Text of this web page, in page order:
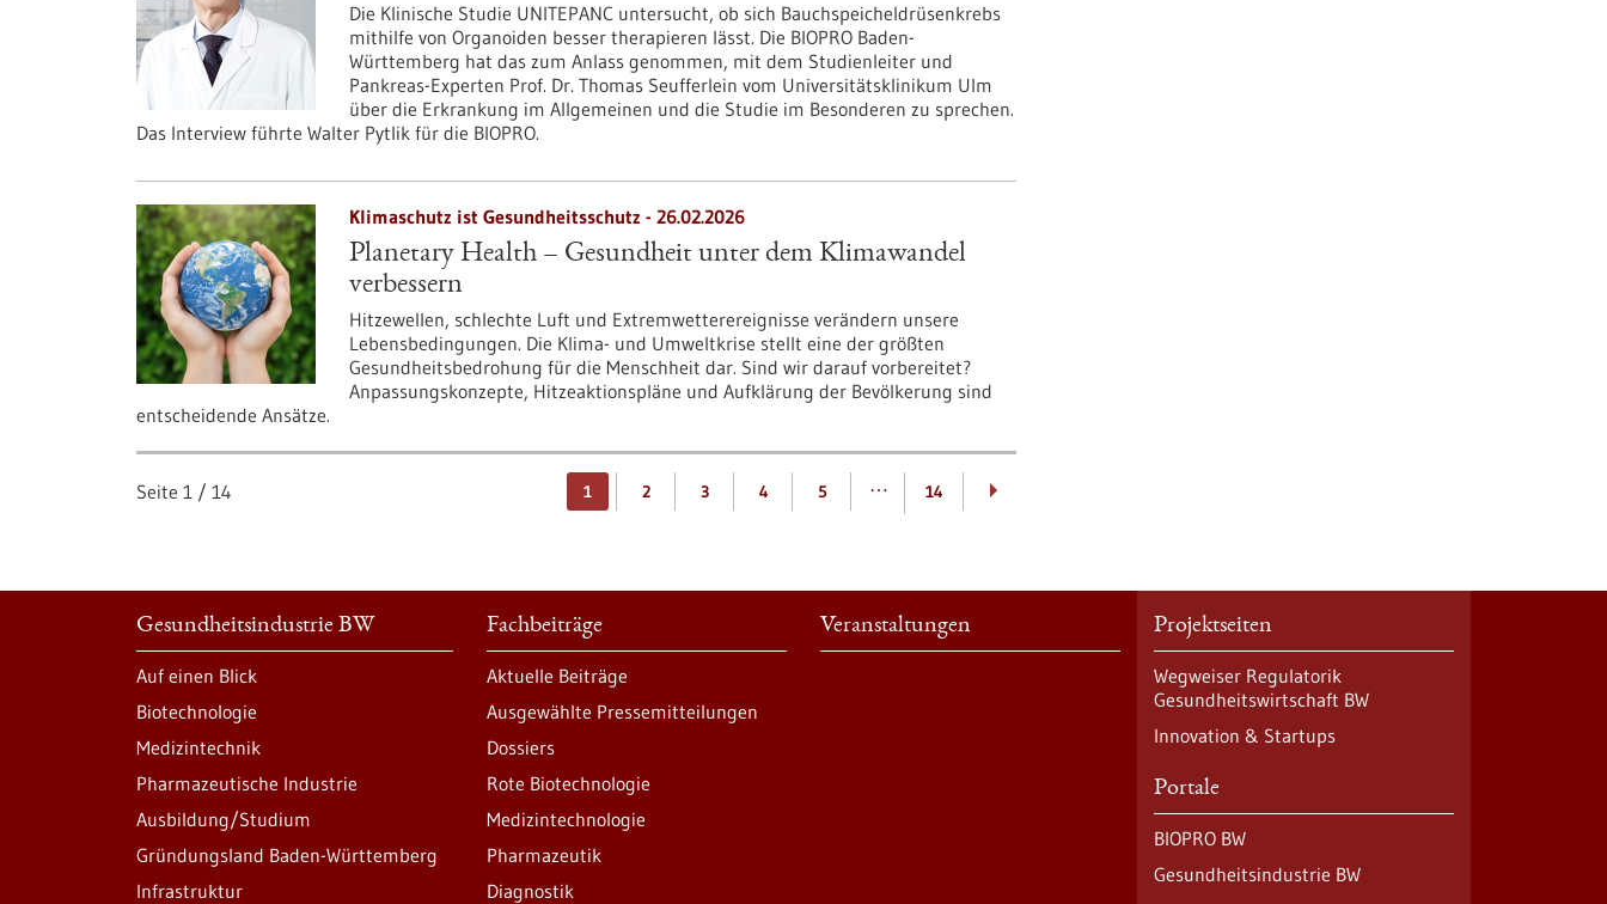
Die Klinische Studie UNITEPANC untersucht, ob sich Bauchspeicheldrüsenkrebs
mithilfe von Organoiden besser therapieren lässt. Die BIOPRO Baden-
Württemberg hat das zum Anlass genommen, mit dem Studienleiter und
Pankreas-Experten Prof. Dr. Thomas Seufferlein vom Universitätsklinikum Ulm
über die Erkrankung im Allgemeinen und die Studie im Besonderen zu sprechen.
Das Interview führte Walter Pytlik für die BIOPRO.
Klimaschutz ist Gesundheitsschutz - 26.02.2026
Planetary Health – Gesundheit unter dem Klimawandel
verbessern
Hitzewellen, schlechte Luft und Extremwetterereignisse verändern unsere
Lebensbedingungen. Die Klima- und Umweltkrise stellt eine der größten
Gesundheitsbedrohung für die Menschheit dar. Sind wir darauf vorbereitet?
Anpassungskonzepte, Hitzeaktionspläne und Aufklärung der Bevölkerung sind
entscheidende Ansätze.
Seite 1 / 14 1 2 3 4 5 … 14
Gesundheitsindustrie BW
Auf einen Blick
Biotechnologie
Medizintechnik
Pharmazeutische Industrie
Ausbildung/Studium
Gründungsland Baden-Württemberg
Infrastruktur
Fachbeiträge
Aktuelle Beiträge
Ausgewählte Pressemitteilungen
Dossiers
Rote Biotechnologie
Medizintechnologie
Pharmazeutik
Diagnostik
Veranstaltungen Projektseiten
Wegweiser Regulatorik
Gesundheitswirtschaft BW
Innovation & Startups
Portale
BIOPRO BW
Gesundheitsindustrie BW